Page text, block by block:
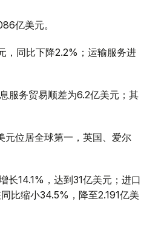
亿美元。
，同比下降2.2%；运输服务进
服务贸易顺差为6.2亿美元；其
元位居全球第一，英国、爱尔
长14.1%，达到31亿美元；进口
比缩小34.5%，降至2.191亿美